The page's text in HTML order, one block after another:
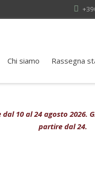
Chi siamo Rassegna
10 al 24 agosto 2026.
partire dal 24.